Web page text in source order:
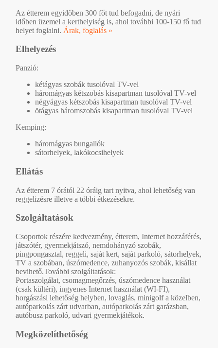
Az étterem egyidőben 300 főt tud befogadni, de nyári
időben üzemel a kerthelyiség is, ahol további 100-150 fő tud
helyet foglalni. Árak, foglalás »
Elhelyezés
Panzió:
kétágyas szobák tusolóval TV-vel
háromágyas kétszobás kisapartman tusolóval TV-vel
négyágyas kétszobás kisapartman tusolóval TV-vel
ötágyas háromszobás kisapartman tusolóval TV-vel
Kemping:
háromágyas bungallók
sátorhelyek, lakókocsihelyek
Ellátás
Az étterem 7 órától 22 óráig tart nyitva, ahol lehetőség van
reggelizésre illetve a többi étkezésekre.
Szolgáltatások
Csoportok részére kedvezmény, étterem, Internet hozzáférés,
játszótér, gyermekjátszó, nemdohányzó szobák,
pingpongasztal, reggeli, saját kert, saját parkoló, sátorhelyek,
TV a szobában, úszómedence, zuhanyozós szobák, kisállat
bevihető.További szolgáltatások:
Portaszolgálat, csomagmegőrzés, úszómedence használat
(csak kültéri), ingyenes Internet használat (WI-FI),
horgászási lehetőség helyben, lovaglás, minigolf a közelben,
autóparkolás zárt udvarban, autóparkolás zárt garázsban,
autóbusz parkoló, udvari gyermekjátékok.
Megközelíthetőség